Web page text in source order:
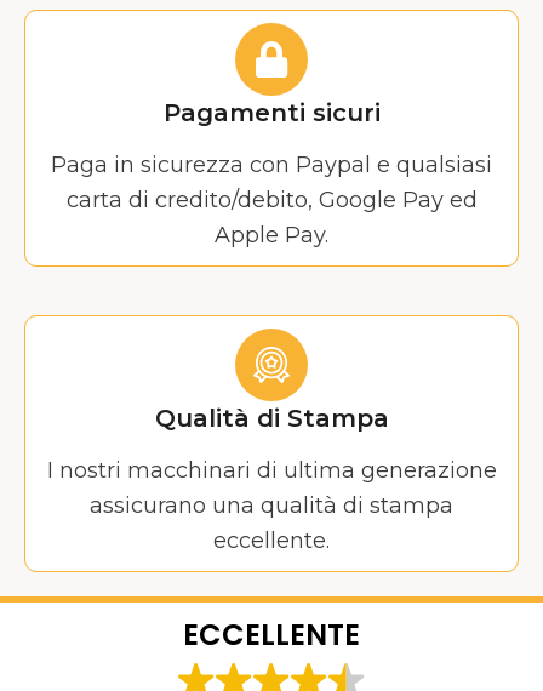
Pagamenti sicuri
Paga in sicurezza con Paypal e qualsiasi
carta di credito/debito, Google Pay ed
Apple Pay.
Qualità di Stampa
I nostri macchinari di ultima generazione
assicurano una qualità di stampa
eccellente.
ECCELLENTE